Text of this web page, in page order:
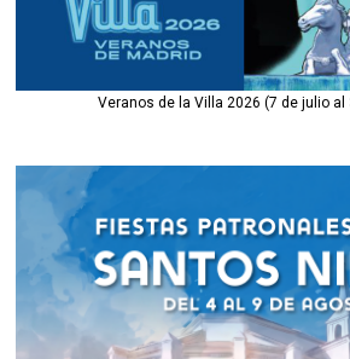
Veranos de la Villa 2026 (7 de julio al